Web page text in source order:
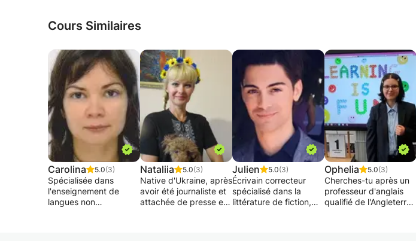
Cours Similaires
Carolina 5.0(3)
Spécialisée dans
l'enseignement de
langues non
Nataliia 5.0(3)
Native d'Ukraine, après
avoir été journaliste et
attachée de presse en
Julien 5.0(3)
Écrivain correcteur
spécialisé dans la
littérature de fiction,
Ophelia 5.0(3)
Cherches-tu après un
professeur d'anglais
qualifié de l'Angleterre?